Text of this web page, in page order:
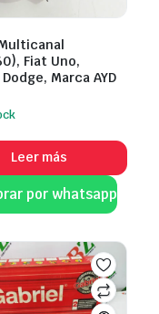
Fiat Uno,
Marca AYD
Leer más
por whatsapp